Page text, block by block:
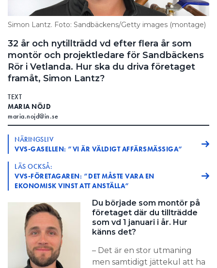
Simon Lantz. Foto: Sandbäckens/Getty images (montage)
32 år och nytillträdd vd efter flera år som
montör och projektledare för Sandbäckens
Rör i Vetlanda. Hur ska du driva företaget
framåt, Simon Lantz?
TEXT
MARIA NÖJD
maria.nojd@in.se
NÄRINGSLIV
VVS-GASELLEN: ”VI ÄR VÄLDIGT AFFÄRSMÄSSIGA”
LÄS OCKSÅ:
VVS-FÖRETAGAREN: ”DET MÅSTE VARA EN
EKONOMISK VINST ATT ANSTÄLLA”
Du började som montör på
företaget där du tillträdde
som vd 1 januari i år. Hur
känns det?
– Det är en stor utmaning
men samtidigt jättekul att ha